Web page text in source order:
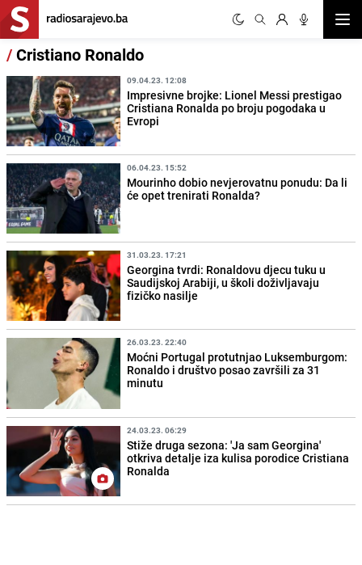
/Cristiano Ronaldo
09.04.23. 12:08
Impresivne brojke: Lionel Messi prestigao
Cristiana Ronalda po broju pogodaka u
Evropi
06.04.23. 15:52
Mourinho dobio nevjerovatnu ponudu: Da li
će opet trenirati Ronalda?
31.03.23. 17:21
Georgina tvrdi: Ronaldovu djecu tuku u
Saudijskoj Arabiji, u školi doživljavaju
fizičko nasilje
26.03.23. 22:40
Moćni Portugal protutnjao Luksemburgom:
Ronaldo i društvo posao završili za 31
minutu
24.03.23. 06:29
Stiže druga sezona: 'Ja sam Georgina'
otkriva detalje iza kulisa porodice Cristiana
Ronalda